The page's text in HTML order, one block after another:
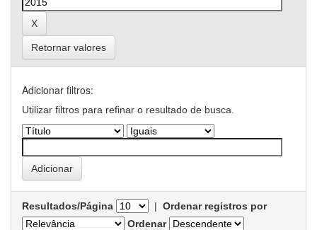
Retornar valores
Adicionar filtros:
Utilizar filtros para refinar o resultado de busca.
Resultados/Página | Ordenar registros por
Ordenar